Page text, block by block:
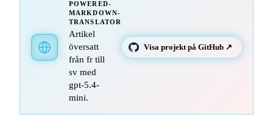
POWERED-
MARKDOWN-
TRANSLATOR
Artikel
översatt
från fr till
sv med
gpt-5.4-
mini.
Visa projekt på GitHub ↗